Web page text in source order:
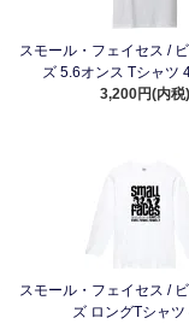
スモール・フェイセス /
ズ 5.6オンス Tシャツ
3,200円(内税)
スモール・フェイセス /
ズ ロングTシャツ